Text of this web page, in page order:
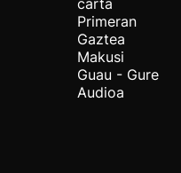
carta
Primeran
Gaztea
Makusi
Guau - Gure
Audioa